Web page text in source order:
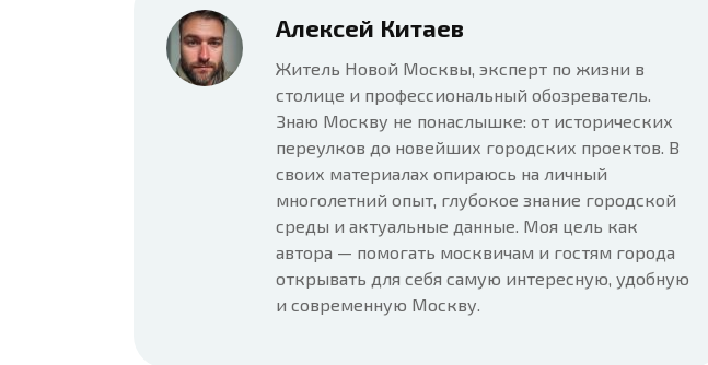
Алексей Китаев
Житель Новой Москвы, эксперт по жизни в
столице и профессиональный обозреватель.
Знаю Москву не понаслышке: от исторических
переулков до новейших городских проектов. В
своих материалах опираюсь на личный
многолетний опыт, глубокое знание городской
среды и актуальные данные. Моя цель как
автора — помогать москвичам и гостям города
открывать для себя самую интересную, удобную
и современную Москву.